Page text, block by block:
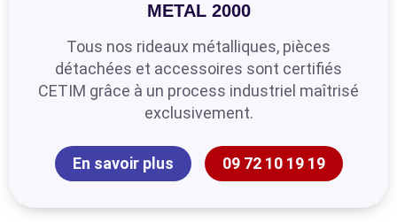
METAL 2000
Tous nos rideaux métalliques, pièces
détachées et accessoires sont certifiés
CETIM grâce à un process industriel maîtrisé
exclusivement.
En savoir plus 09 72 10 19 19